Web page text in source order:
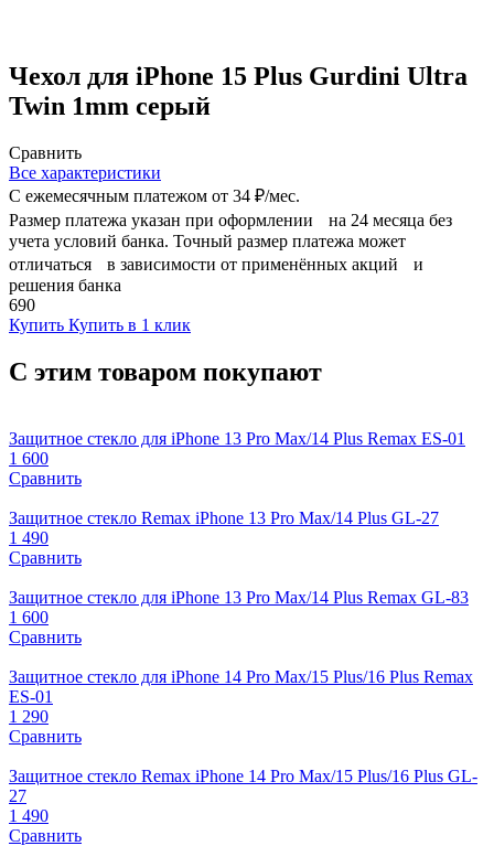
Чехол для iPhone 15 Plus Gurdini Ultra
Twin 1mm серый
Сравнить
Все характеристики
С ежемесячным платежом от 34 ₽/мес.
Размер платежа указан при оформлении на 24 месяца без
учета условий банка. Точный размер платежа может
отличаться в зависимости от применённых акций и
решения банка
690
Купить Купить в 1 клик
С этим товаром покупают
Защитное стекло для iPhone 13 Pro Max/14 Plus Remax ES-01
1 600
Сравнить
Защитное стекло Remax iPhone 13 Pro Max/14 Plus GL-27
1 490
Сравнить
Защитное стекло для iPhone 13 Pro Max/14 Plus Remax GL-83
1 600
Сравнить
Защитное стекло для iPhone 14 Pro Max/15 Plus/16 Plus Remax
ES-01
1 290
Сравнить
Защитное стекло Remax iPhone 14 Pro Max/15 Plus/16 Plus GL-
27
1 490
Сравнить